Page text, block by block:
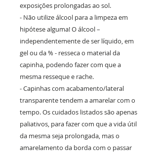
exposições prolongadas ao sol.
- Não utilize álcool para a limpeza em
hipótese alguma! O álcool –
independentemente de ser líquido, em
gel ou da % - resseca o material da
capinha, podendo fazer com que a
mesma resseque e rache.
- Capinhas com acabamento/lateral
transparente tendem a amarelar com o
tempo. Os cuidados listados são apenas
paliativos, para fazer com que a vida útil
da mesma seja prolongada, mas o
amarelamento da borda com o passar